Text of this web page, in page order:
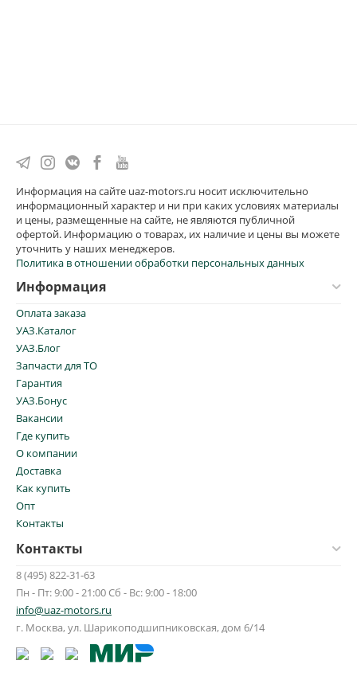
Информация на сайте uaz-motors.ru носит исключительно
информационный характер и ни при каких условиях материалы
и цены, размещенные на сайте, не являются публичной
офертой. Информацию о товарах, их наличие и цены вы можете
уточнить у наших менеджеров.
Политика в отношении обработки персональных данных
Информация
Оплата заказа
УАЗ.Каталог
УАЗ.Блог
Запчасти для ТО
Гарантия
УАЗ.Бонус
Вакансии
Где купить
О компании
Доставка
Как купить
Опт
Контакты
Контакты
8 (495) 822-31-63
Пн - Пт: 9:00 - 21:00 Сб - Вс: 9:00 - 18:00
info@uaz-motors.ru
г. Москва, ул. Шарикоподшипниковская, дом 6/14